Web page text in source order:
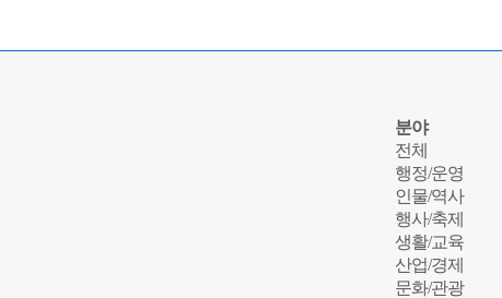
분야
전체
행정/운영
인물/역사
행사/축제
생활/교육
산업/경제
문화/관광